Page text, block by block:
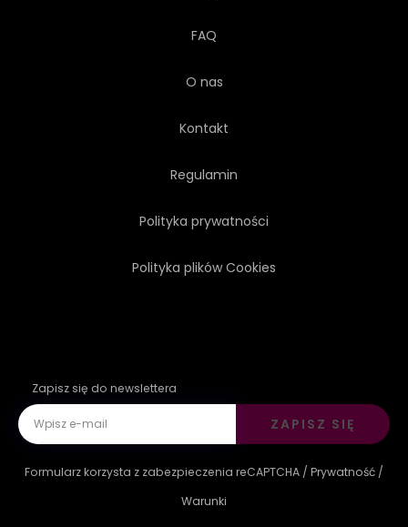
FAQ
O nas
Kontakt
Regulamin
Polityka prywatności
Polityka plików Cookies
Zapisz się do newslettera
ZAPISZ SIĘ
Formularz korzysta z zabezpieczenia reCAPTCHA / Prywatność /
Warunki